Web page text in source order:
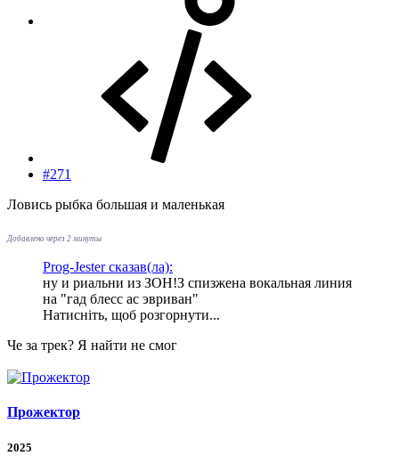
#271
Ловись рыбка большая и маленькая
Добавлено через 2 минуты
Prog-Jester сказав(ла):
ну и риальни из ЗОН!З спизжена вокальная линия
на "гад блесс ас эвриван"
Натисніть, щоб розгорнути...
Че за трек? Я найти не смог
Прожектор
2025